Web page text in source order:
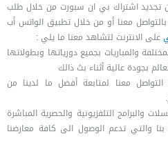
تجديد اشتراك بي ان سبورت من خلال طلب
معنا أو من خلال تطبيق الواتس أب
على الانترنت لتشاهد معنا ما يلي :
والمباريات بجميع دورياتها وبطولاتها
بجودة عالية أثناء بث ذالك
معنا لمتابعة أفضل ما لدينا من
والبرامج التلفزيونية والحصرية المباشرة
بنا والتي تدعم الوصول الى كافة معارضنا